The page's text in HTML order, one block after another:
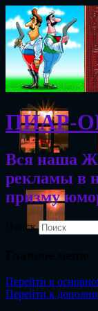
ПИАР-
Вся наша
рекламы в
призму
Поиск
Перейти к
Перейти к